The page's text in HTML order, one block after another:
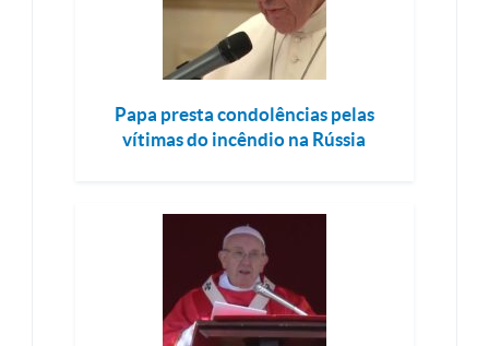
Papa presta condolências pelas
vítimas do incêndio na Rússia